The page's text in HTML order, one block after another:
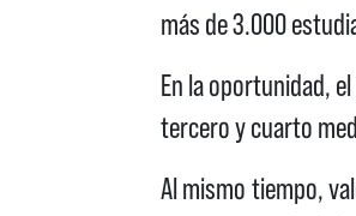
más de 3.000
En la oportunidad,
tercero y cuarto
Al mismo tiempo,